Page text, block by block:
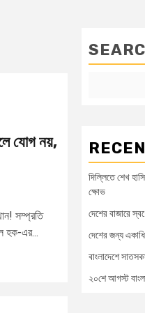
যোগ নয়,
সম্প্রতি
হক-এর...
দিল্লিতে শেখ
ক্ষোভ
দেশের বাজারে
দেশের জন্য
বাংলাদেশে
২০শে আগস্ট